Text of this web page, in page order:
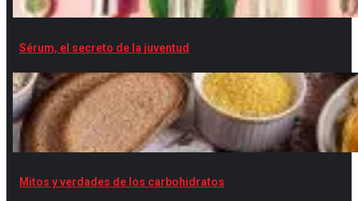
Sérum, el secreto de la juventud
Mitos y verdades de los carbohidratos